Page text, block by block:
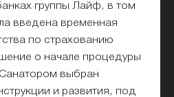
группы Лайф, в том
введена временная
по страхованию
о начале процедуры
выбран
и развития, под